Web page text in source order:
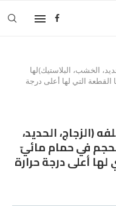
الخشب، البلاستيك)لها
مائيّ لمدة ١٠ دقائق. ما القطعة التي لها أعلى درجة
(الزجاج، الحديد،
في حمام مائيّ